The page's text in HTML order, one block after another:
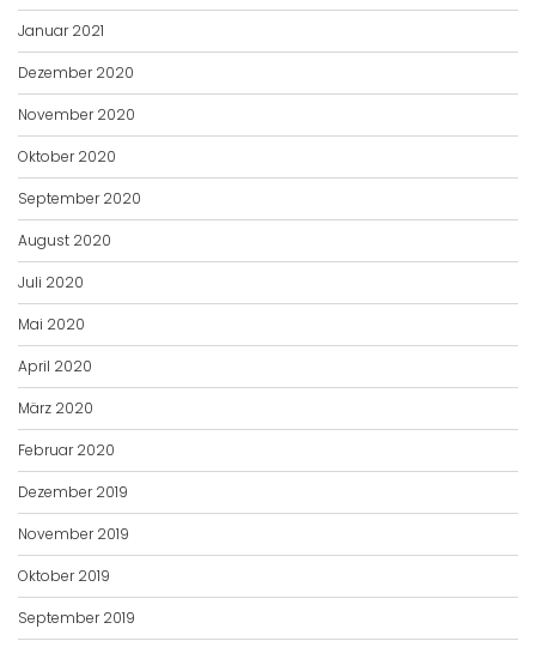
Januar 2021
Dezember 2020
November 2020
Oktober 2020
September 2020
August 2020
Juli 2020
Mai 2020
April 2020
März 2020
Februar 2020
Dezember 2019
November 2019
Oktober 2019
September 2019